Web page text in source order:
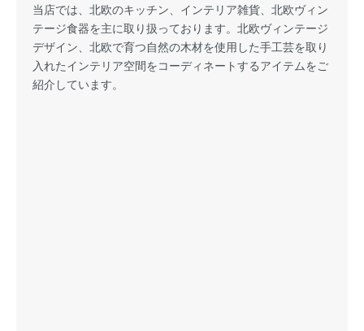
当店では、北欧のキッチン、インテリア雑貨、北欧ヴィン
テージ食器を主に取り扱っております。北欧ヴィンテージ
デザイン、北欧で育つ自然の木材を使用した手工芸を取り
入れたインテリア空間をコーディネートするアイテムをご
紹介しています。